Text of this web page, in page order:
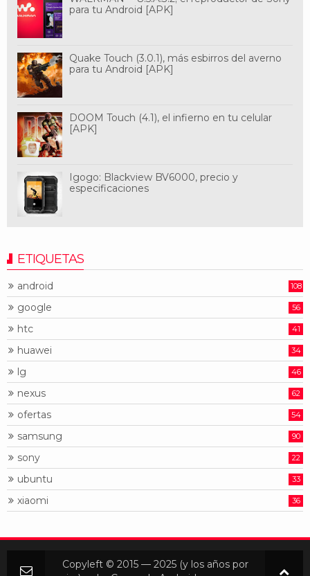
para tu Android [APK]
Quake Touch (3.0.1), más esbirros del averno
para tu Android [APK]
DOOM Touch (4.1), el infierno en tu celular
[APK]
Igogo: Blackview BV6000, precio y
especificaciones
ETIQUETAS
android 108
google 56
htc 41
huawei 34
lg 46
nexus 62
ofertas 54
samsung 90
sony 22
ubuntu 33
xiaomi 36
Copyleft © 2015 — 2025 (y los años por